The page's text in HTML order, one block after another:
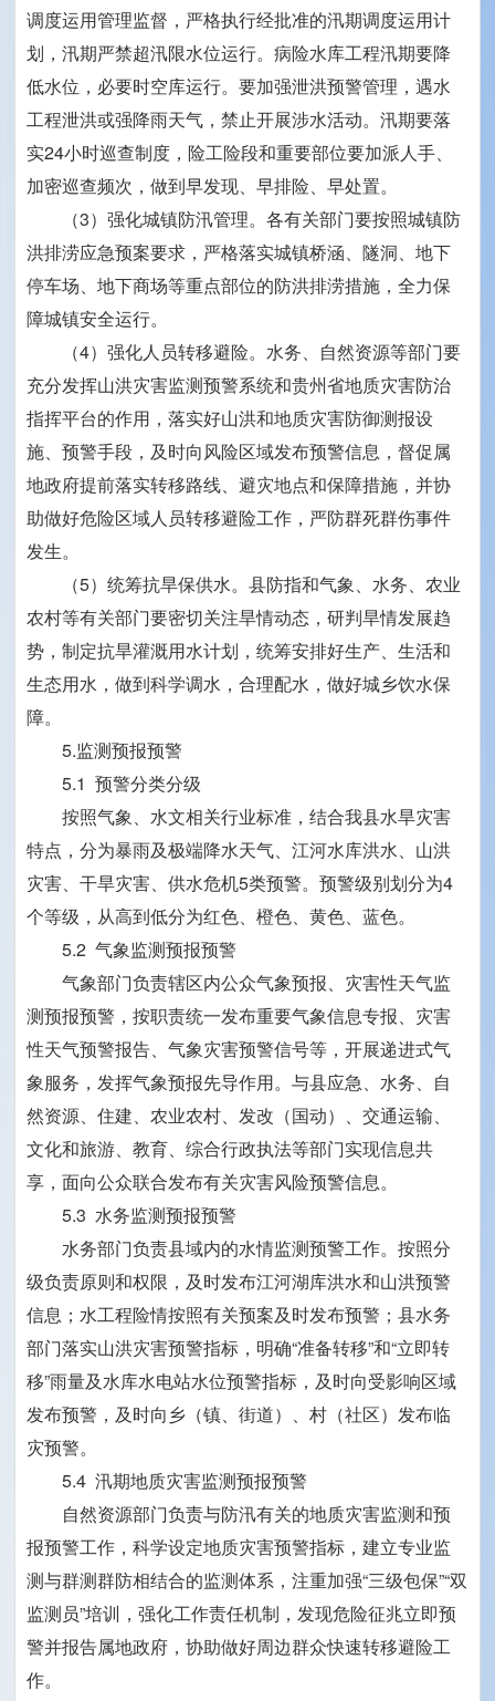
调度运用管理监督，严格执行经批准的汛期调度运用计
划，汛期严禁超汛限水位运行。病险水库工程汛期要降
低水位，必要时空库运行。要加强泄洪预警管理，遇水
工程泄洪或强降雨天气，禁止开展涉水活动。汛期要落
实24小时巡查制度，险工险段和重要部位要加派人手、
加密巡查频次，做到早发现、早排险、早处置。
（3）强化城镇防汛管理。各有关部门要按照城镇防
洪排涝应急预案要求，严格落实城镇桥涵、隧洞、地下
停车场、地下商场等重点部位的防洪排涝措施，全力保
障城镇安全运行。
（4）强化人员转移避险。水务、自然资源等部门要
充分发挥山洪灾害监测预警系统和贵州省地质灾害防治
指挥平台的作用，落实好山洪和地质灾害防御测报设
施、预警手段，及时向风险区域发布预警信息，督促属
地政府提前落实转移路线、避灾地点和保障措施，并协
助做好危险区域人员转移避险工作，严防群死群伤事件
发生。
（5）统筹抗旱保供水。县防指和气象、水务、农业
农村等有关部门要密切关注旱情动态，研判旱情发展趋
势，制定抗旱灌溉用水计划，统筹安排好生产、生活和
生态用水，做到科学调水，合理配水，做好城乡饮水保
障。
5.监测预报预警
5.1 预警分类分级
按照气象、水文相关行业标准，结合我县水旱灾害
特点，分为暴雨及极端降水天气、江河水库洪水、山洪
灾害、干旱灾害、供水危机5类预警。预警级别划分为4
个等级，从高到低分为红色、橙色、黄色、蓝色。
5.2 气象监测预报预警
气象部门负责辖区内公众气象预报、灾害性天气监
测预报预警，按职责统一发布重要气象信息专报、灾害
性天气预警报告、气象灾害预警信号等，开展递进式气
象服务，发挥气象预报先导作用。与县应急、水务、自
然资源、住建、农业农村、发改（国动）、交通运输、
文化和旅游、教育、综合行政执法等部门实现信息共
享，面向公众联合发布有关灾害风险预警信息。
5.3 水务监测预报预警
水务部门负责县域内的水情监测预警工作。按照分
级负责原则和权限，及时发布江河湖库洪水和山洪预警
信息；水工程险情按照有关预案及时发布预警；县水务
部门落实山洪灾害预警指标，明确“准备转移”和“立即转
移”雨量及水库水电站水位预警指标，及时向受影响区域
发布预警，及时向乡（镇、街道）、村（社区）发布临
灾预警。
5.4 汛期地质灾害监测预报预警
自然资源部门负责与防汛有关的地质灾害监测和预
报预警工作，科学设定地质灾害预警指标，建立专业监
测与群测群防相结合的监测体系，注重加强“三级包保”“双
监测员”培训，强化工作责任机制，发现危险征兆立即预
警并报告属地政府，协助做好周边群众快速转移避险工
作。